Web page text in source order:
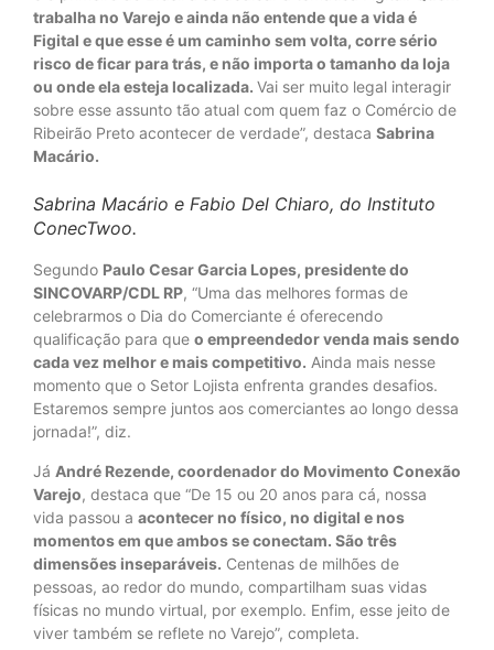
trabalha no Varejo e ainda não entende que a vida é
Figital e que esse é um caminho sem volta, corre sério
risco de ficar para trás, e não importa o tamanho da loja
ou onde ela esteja localizada. Vai ser muito legal interagir
sobre esse assunto tão atual com quem faz o Comércio de
Ribeirão Preto acontecer de verdade”, destaca Sabrina
Macário.
Sabrina Macário e Fabio Del Chiaro, do Instituto
ConecTwoo.
Segundo Paulo Cesar Garcia Lopes, presidente do
SINCOVARP/CDL RP, “Uma das melhores formas de
celebrarmos o Dia do Comerciante é oferecendo
qualificação para que o empreendedor venda mais sendo
cada vez melhor e mais competitivo. Ainda mais nesse
momento que o Setor Lojista enfrenta grandes desafios.
Estaremos sempre juntos aos comerciantes ao longo dessa
jornada!”, diz.
Já André Rezende, coordenador do Movimento Conexão
Varejo, destaca que “De 15 ou 20 anos para cá, nossa
vida passou a acontecer no físico, no digital e nos
momentos em que ambos se conectam. São três
dimensões inseparáveis. Centenas de milhões de
pessoas, ao redor do mundo, compartilham suas vidas
físicas no mundo virtual, por exemplo. Enfim, esse jeito de
viver também se reflete no Varejo”, completa.